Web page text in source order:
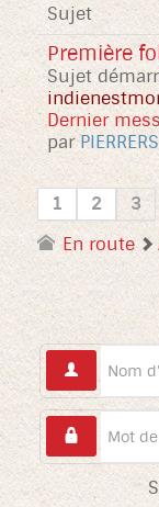
Sujet
Première
Sujet
Dernier
parPIERRERS
1 2
3
En route